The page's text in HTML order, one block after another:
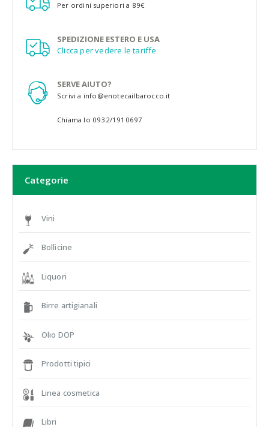
Per ordini superiori a 89€
SPEDIZIONE ESTERO E USA
Clicca per vedere le tariffe
SERVE AIUTO?
Scrivi a info@enotecailbarocco.it
Chiama lo 0932/1910697
Categorie
Vini
Bollicine
Liquori
Birre artigianali
Olio DOP
Prodotti tipici
Linea cosmetica
Libri